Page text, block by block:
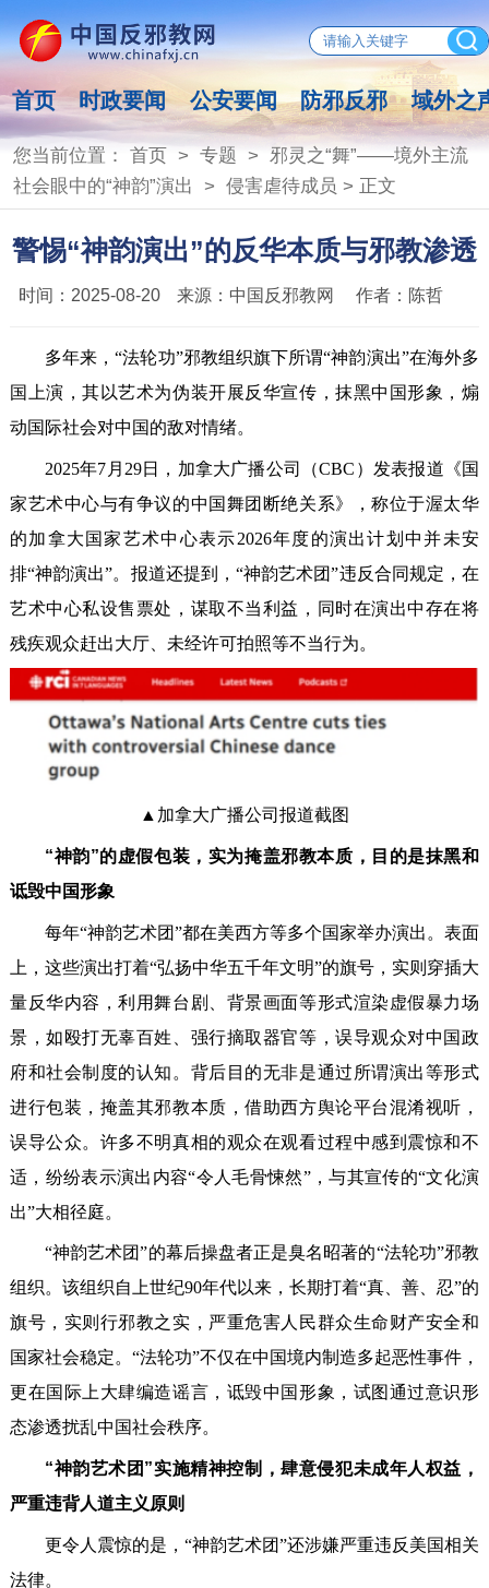
首页 时政要闻 公安要闻 防邪反邪 域外之
您当前位置： 首页> 专题 > 邪灵之“舞”——境外主流
社会眼中的“神韵”演出
> 侵害虐待成员 > 正文
警惕“神韵演出”的反华本质与邪教渗透
时间： 2025-08-20 来源： 中国反邪教网 作者： 陈哲
多年来，“法轮功”邪教组织旗下所谓“神韵演出”在海外多
国上演，其以艺术为伪装开展反华宣传，抹黑中国形象，煽
动国际社会对中国的敌对情绪。
2025年7月29日，加拿大广播公司（CBC）发表报道《国
家艺术中心与有争议的中国舞团断绝关系》，称位于渥太华
的加拿大国家艺术中心表示2026年度的演出计划中并未安
排“神韵演出”。报道还提到，“神韵艺术团”违反合同规定，在
艺术中心私设售票处，谋取不当利益，同时在演出中存在将
残疾观众赶出大厅、未经许可拍照等不当行为。
▲加拿大广播公司报道截图
“神韵”的虚假包装，实为掩盖邪教本质，目的是抹黑和
诋毁中国形象
每年“神韵艺术团”都在美西方等多个国家举办演出。表面
上，这些演出打着“弘扬中华五千年文明”的旗号，实则穿插大
量反华内容，利用舞台剧、背景画面等形式渲染虚假暴力场
景，如殴打无辜百姓、强行摘取器官等，误导观众对中国政
府和社会制度的认知。背后目的无非是通过所谓演出等形式
进行包装，掩盖其邪教本质，借助西方舆论平台混淆视听，
误导公众。许多不明真相的观众在观看过程中感到震惊和不
适，纷纷表示演出内容“令人毛骨悚然”，与其宣传的“文化演
出”大相径庭。
“神韵艺术团”的幕后操盘者正是臭名昭著的“法轮功”邪教
组织。该组织自上世纪90年代以来，长期打着“真、善、忍”的
旗号，实则行邪教之实，严重危害人民群众生命财产安全和
国家社会稳定。“法轮功”不仅在中国境内制造多起恶性事件，
更在国际上大肆编造谣言，诋毁中国形象，试图通过意识形
态渗透扰乱中国社会秩序。
“神韵艺术团”实施精神控制，肆意侵犯未成年人权益，
严重违背人道主义原则
更令人震惊的是，“神韵艺术团”还涉嫌严重违反美国相关
法律。